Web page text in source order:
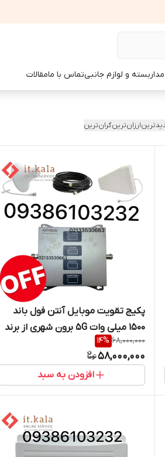
و لوازم جانبیتماس با مامقالات
ارزان‌ترینگران‌ترین
پکیج تقویت موبایل آنتن فول باند
1500 میلی وات 5G برون شهری از برند
Kathrein
68,000,000
14%
58,000,000
افزودن به سبد